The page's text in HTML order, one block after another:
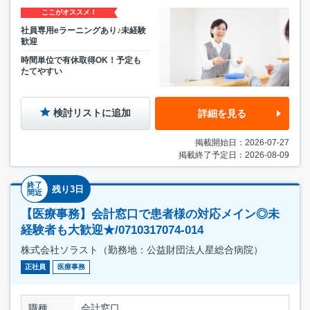
ここがオススメ！
社員専用eラーニングあり♪未経験
歓迎
時間単位で有休取得OK！予定も
たてやすい
検討リストに追加 詳細を見る
掲載開始日：2026-07-27
掲載終了予定日：2026-08-09
終了
間近
残り3日
【医療事務】会計窓口で患者様の対応メイン◎未
経験者も大歓迎★/0710317074-014
株式会社ソラスト（勤務地：公益財団法人星総合病院）
正社員 医療事務